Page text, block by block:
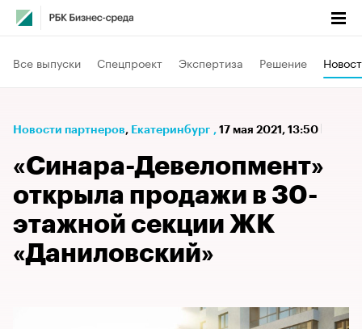
Все выпуски Спецпроект Экспертиза Решение
Новости партнеров⁠, Екатеринбург , 17 мая 2021, 13:50
«Синара-Девелопмент»
открыла продажи в 30-
этажной секции ЖК
«Даниловский»